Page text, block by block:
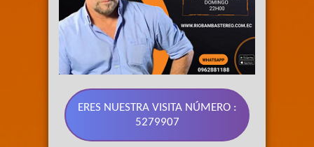
ERES NUESTRA VISITA NÚMERO :
5279907